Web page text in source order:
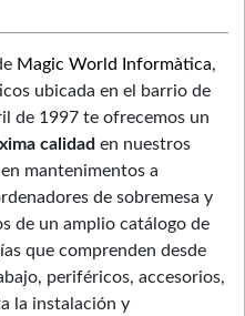
Magic World Informàtica,
ubicada en el barrio de
de 1997 te ofrecemos un
calidad en nuestros
mantenimentos a
de sobremesa y
de un amplio catálogo de
que comprenden desde
periféricos, accesorios,
la instalación y